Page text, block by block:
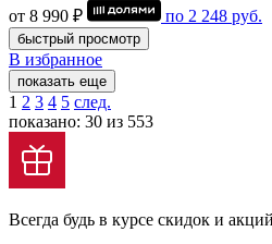
от 8 990 ₽
по 2 248 руб.
быстрый просмотр
В избранное
показать еще
1 2 3 4 5 след.
показано: 30 из 553
Всегда будь в курсе скидок и акций